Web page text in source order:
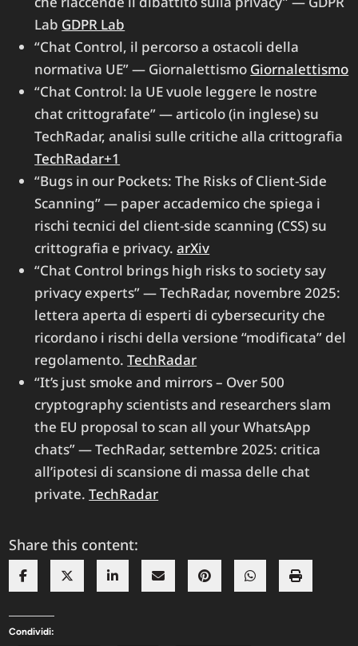
Lab GDPR Lab
“Chat Control, il percorso a ostacoli della
normativa UE” — Giornalettismo Giornalettismo
“Chat Control: la UE vuole leggere le nostre
chat crittografate” — articolo (in inglese) su
TechRadar, analisi sulle critiche alla crittografia
TechRadar+1
“Bugs in our Pockets: The Risks of Client-Side
Scanning” — paper accademico che spiega i
rischi tecnici del client-side scanning (CSS) su
crittografia e privacy.arXiv
“Chat Control brings high risks to society say
privacy experts” — TechRadar, novembre 2025:
lettera aperta di esperti di cybersecurity che
ricordano i rischi della versione “modificata” del
regolamento.TechRadar
“It’s just smoke and mirrors – Over 500
cryptography scientists and researchers slam
the EU proposal to scan all your WhatsApp
chats” — TechRadar, settembre 2025: critica
all’ipotesi di scansione di massa delle chat
private.TechRadar
Share this content:
Condividi: